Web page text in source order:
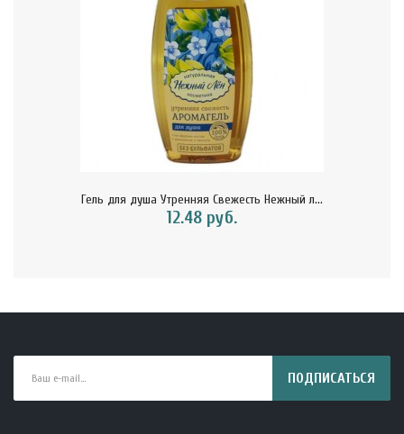
Гель для душа Утренняя Свежесть Нежный л...
12.48 руб.
ПОДПИСАТЬСЯ